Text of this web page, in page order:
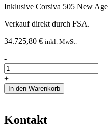
Inklusive Corsiva 505 New Age
Verkauf direkt durch FSA.
34.725,80 € inkl. MwSt.
Elektroboot
Corsiva
505
New
Age
-
+
In den Warenkorb
Kontakt